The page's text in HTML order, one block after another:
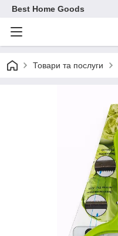
Best Home Goods
Товари та послуги